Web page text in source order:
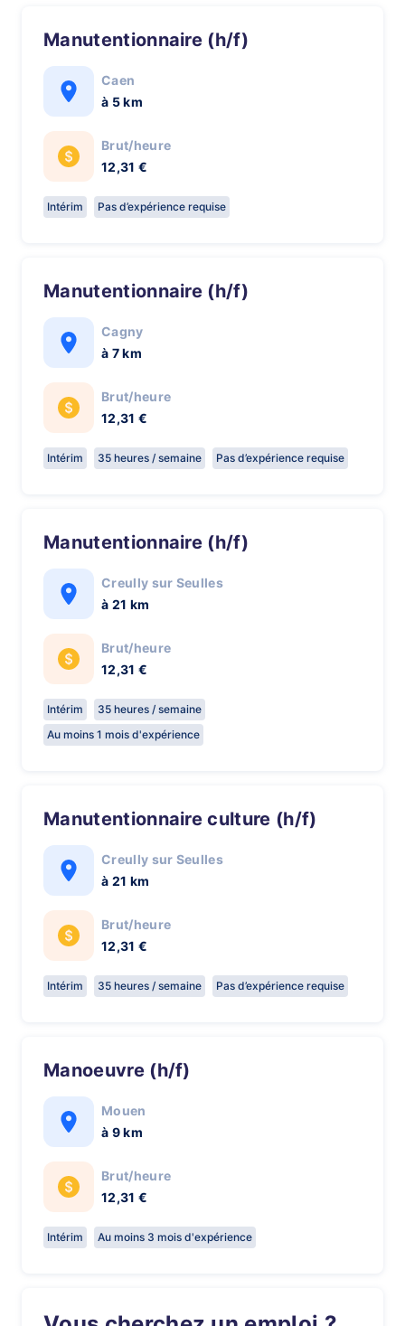
Manutentionnaire (h/f)
Caen
à 5 km
Brut/heure
12,31 €
Intérim Pas d’expérience requise
Manutentionnaire (h/f)
Cagny
à 7 km
Brut/heure
12,31 €
Intérim 35 heures / semaine Pas d’expérience requise
Manutentionnaire (h/f)
Creully sur Seulles
à 21 km
Brut/heure
12,31 €
Intérim
35 heures / semaine
Au moins 1 mois d'expérience
Manutentionnaire culture (h/f)
Creully sur Seulles
à 21 km
Brut/heure
12,31 €
Intérim 35 heures / semaine Pas d’expérience requise
Manoeuvre (h/f)
Mouen
à 9 km
Brut/heure
12,31 €
Intérim Au moins 3 mois d'expérience